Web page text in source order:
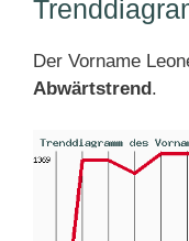
Der Vorname
Abwärtstrend.